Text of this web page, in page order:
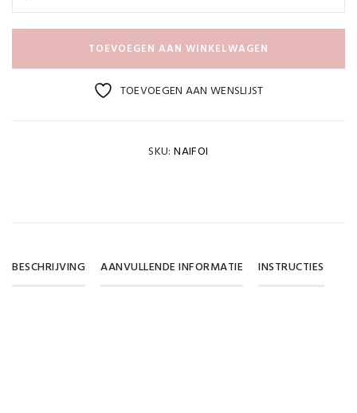
TOEVOEGEN AAN WINKELWAGEN
TOEVOEGEN AAN WENSLIJST
SKU:NAIFOI
BESCHRIJVING AANVULLENDE INFORMATIE INSTRUCTIES